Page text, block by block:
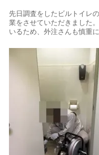
先日調査をしたビルトイレ
業をさせていただきました
いるため、外注さんも慎重